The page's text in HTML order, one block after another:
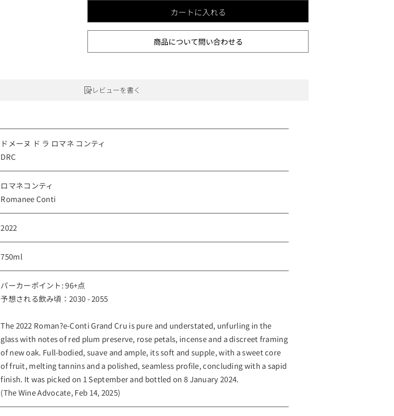
スクリーミング・
イーグル
その他国
カートに入れる
商品について問い合わせる
レビューを書く
ドメーヌ ド ラ ロマネ コンティ
DRC
ロマネコンティ
Romanee Conti
2022
750ml
パーカーポイント: 96+点
予想される飲み頃：2030 - 2055
The 2022 Roman?e-Conti Grand Cru is pure and understated, unfurling in the
glass with notes of red plum preserve, rose petals, incense and a discreet framing
of new oak. Full-bodied, suave and ample, its soft and supple, with a sweet core
of fruit, melting tannins and a polished, seamless profile, concluding with a sapid
finish. It was picked on 1 September and bottled on 8 January 2024.
(The Wine Advocate, Feb 14, 2025)